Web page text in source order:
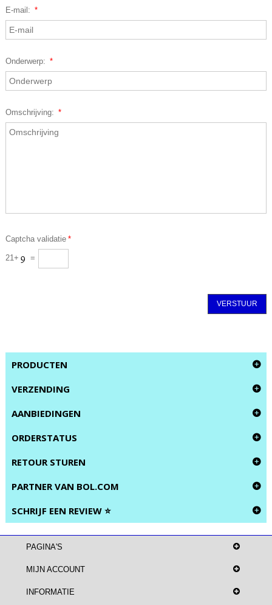
E-mail: *
Onderwerp: *
Omschrijving: *
Captcha validatie *
21+ =
VERSTUUR
PRODUCTEN
VERZENDING
AANBIEDINGEN
ORDERSTATUS
RETOUR STUREN
PARTNER VAN BOL.COM
SCHRIJF EEN REVIEW ⭐
PAGINA'S
MIJN ACCOUNT
INFORMATIE